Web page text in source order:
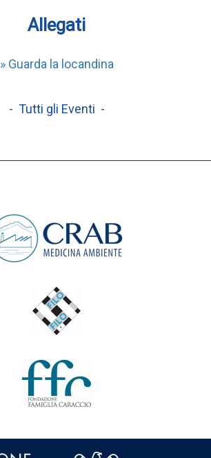
Allegati
» Guarda la locandina
- Tutti gli Eventi -